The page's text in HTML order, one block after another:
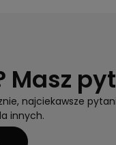
Masz
najciekawsze
innych.